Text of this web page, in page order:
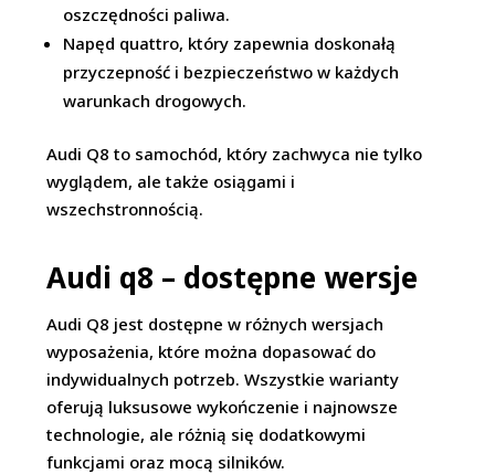
oszczędności paliwa.
Napęd quattro, który zapewnia doskonałą
przyczepność i bezpieczeństwo w każdych
warunkach drogowych.
Audi Q8 to samochód, który zachwyca nie tylko
wyglądem, ale także osiągami i
wszechstronnością.
Audi q8 – dostępne wersje
Audi Q8 jest dostępne w różnych wersjach
wyposażenia, które można dopasować do
indywidualnych potrzeb. Wszystkie warianty
oferują luksusowe wykończenie i najnowsze
technologie, ale różnią się dodatkowymi
funkcjami oraz mocą silników.